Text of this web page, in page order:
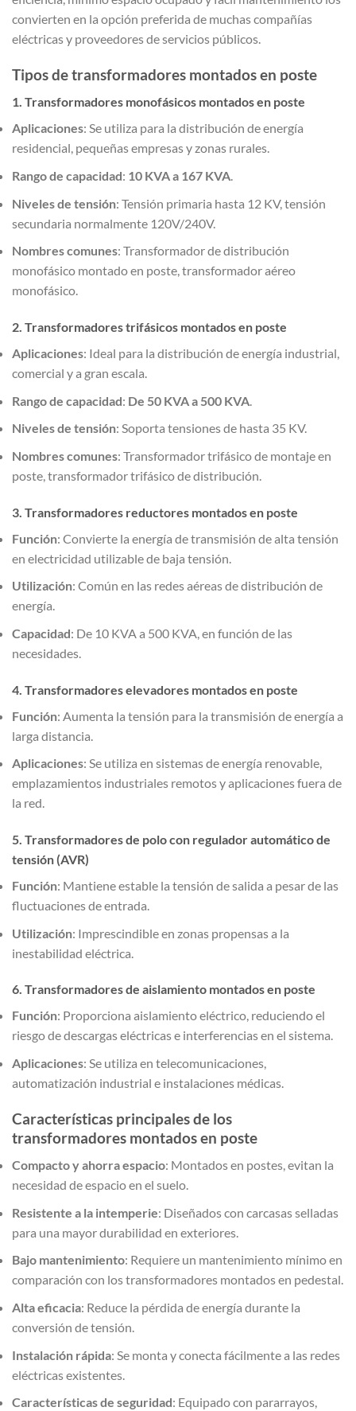
convierten en la opción preferida de muchas compañías
eléctricas y proveedores de servicios públicos.
Tipos de transformadores montados en poste
1. Transformadores monofásicos montados en poste
Aplicaciones: Se utiliza para la distribución de energía
residencial, pequeñas empresas y zonas rurales.
Rango de capacidad: 10 KVA a 167 KVA.
Niveles de tensión: Tensión primaria hasta 12 KV, tensión
secundaria normalmente 120V/240V.
Nombres comunes: Transformador de distribución
monofásico montado en poste, transformador aéreo
monofásico.
2. Transformadores trifásicos montados en poste
Aplicaciones: Ideal para la distribución de energía industrial,
comercial y a gran escala.
Rango de capacidad: De 50 KVA a 500 KVA
Niveles de tensión: Soporta tensiones de hasta 35 KV.
Nombres comunes: Transformador trifásico de montaje en
poste, transformador trifásico de distribución.
3. Transformadores reductores montados en poste
Función: Convierte la energía de transmisión de alta tensión
en electricidad utilizable de baja tensión.
Utilización: Común en las redes aéreas de distribución de
energía.
Capacidad: De 10 KVA a 500 KVA, en función de las
necesidades.
4. Transformadores elevadores montados en poste
Función: Aumenta la tensión para la transmisión de energía a
larga distancia.
Aplicaciones: Se utiliza en sistemas de energía renovable,
emplazamientos industriales remotos y aplicaciones fuera de
la red.
5. Transformadores de polo con regulador automático de
tensión (AVR)
Función: Mantiene estable la tensión de salida a pesar de las
fluctuaciones de entrada.
Utilización: Imprescindible en zonas propensas a la
inestabilidad eléctrica.
6. Transformadores de aislamiento montados en poste
Función: Proporciona aislamiento eléctrico, reduciendo el
riesgo de descargas eléctricas e interferencias en el sistema.
Aplicaciones: Se utiliza en telecomunicaciones,
automatización industrial e instalaciones médicas.
Características principales de los
transformadores montados en poste
Compacto y ahorra espacio: Montados en postes, evitan la
necesidad de espacio en el suelo.
Resistente a la intemperie: Diseñados con carcasas selladas
para una mayor durabilidad en exteriores.
Bajo mantenimiento: Requiere un mantenimiento mínimo en
comparación con los transformadores montados en pedestal.
Alta eficacia: Reduce la pérdida de energía durante la
conversión de tensión.
Instalación rápida: Se monta y conecta fácilmente a las redes
eléctricas existentes.
Características de seguridad: Equipado con pararrayos,